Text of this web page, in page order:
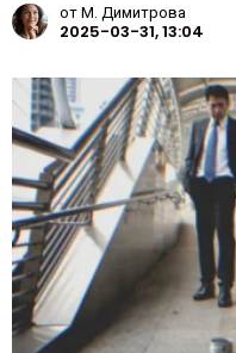
отМ. Димитрова
2025-03-31, 13:04